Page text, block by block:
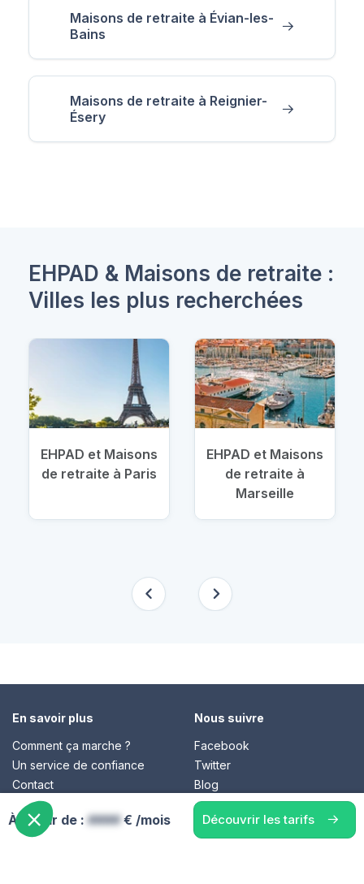
À partir de : #### € /mois Découvrir les tarifs
Maisons de retraite à Évian-les-
Bains
Maisons de retraite à Reignier-
Ésery
EHPAD & Maisons de retraite :
Villes les plus recherchées
EHPAD et Maisons
de retraite à Paris
EHPAD et Maisons
de retraite à
Marseille
En savoir plus
Comment ça marche ?
Un service de confiance
Contact
Nous suivre
Facebook
Twitter
Blog